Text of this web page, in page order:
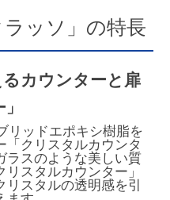
ッソ」の特長
カウンターと扉
リッドエポキシ樹脂を
「クリスタルカウンタ
ラスのような美しい質
スタルカウンター」
スタルの透明感を引